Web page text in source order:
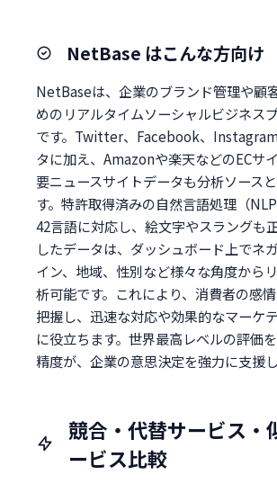
NetBase はこんな方向け
NetBaseは、企業のブランド管理や顧
めのリアルタイムソーシャルビジネス
です。Twitter、Facebook、
タに加え、Amazonや楽天などのECサ
要ニュースサイトデータも分析ソース
す。特許取得済みの自然言語処理（NLP
42言語に対応し、絵文字やスラングも
したデータは、ダッシュボード上でネ
イン、地域、性別など様々な角度から
析可能です。これにより、消費者の感
把握し、迅速な対応や効果的なマーケ
に役立ちます。世界最高レベルの評価
精度が、企業の意思決定を強力に支援し
競合・代替サービス・
ービス比較